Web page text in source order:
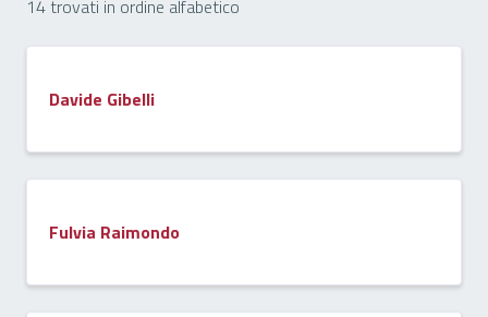
14 trovati in ordine alfabetico
Davide Gibelli
Fulvia Raimondo